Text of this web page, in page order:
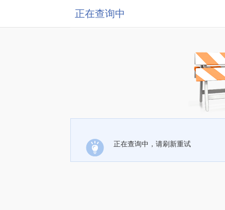
正在查询中
正在查询中，请刷新重试